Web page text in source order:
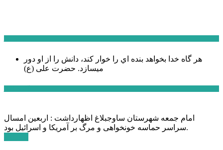
هر گاه خدا بخواهد بنده اي را خوار كند، دانش را از او دور
میسازد. حضرت علی (ع)
امام جمعه شهرستان ساوجبلاغ اظهارداشت : اربعین امسال
سراسر حماسه خونخواهی و مرگ بر آمریکا و اسرائیل بود.